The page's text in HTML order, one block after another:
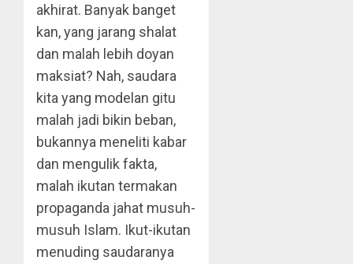
akhirat. Banyak banget
kan, yang jarang shalat
dan malah lebih doyan
maksiat? Nah, saudara
kita yang modelan gitu
malah jadi bikin beban,
bukannya meneliti kabar
dan mengulik fakta,
malah ikutan termakan
propaganda jahat musuh-
musuh Islam. Ikut-ikutan
menuding saudaranya